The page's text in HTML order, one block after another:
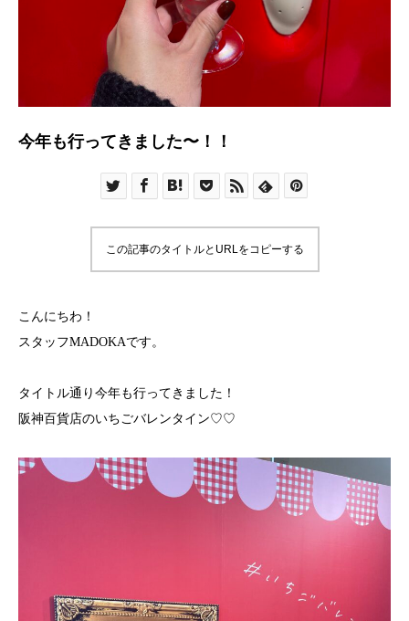
今年も行ってきました〜！！
この記事のタイトルとURLをコピーする
こんにちわ！
スタッフMADOKAです。
タイトル通り今年も行ってきました！
阪神百貨店のいちごバレンタイン♡♡